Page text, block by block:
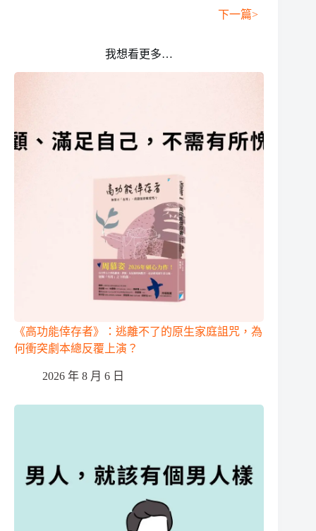
下一篇>
我想看更多…
《高功能倖存者》：逃離不了的原生家庭詛咒，為
何衝突劇本總反覆上演？
2026 年 8 月 6 日